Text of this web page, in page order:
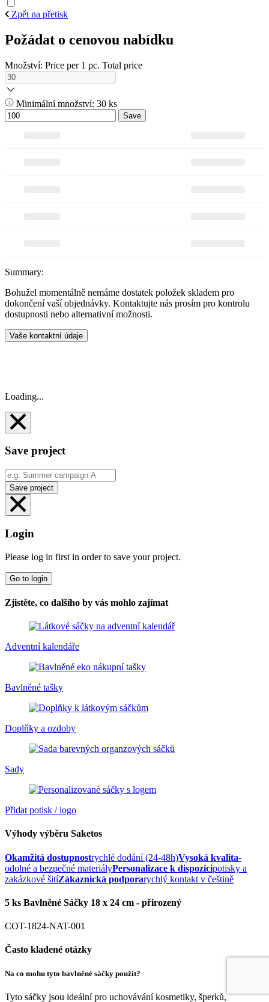
Zpět na přetisk
Požádat o cenovou nabídku
Množství: Price per 1 pc. Total price
Minimální množství: 30 ks
Save
Summary:
Bohužel momentálně nemáme dostatek položek skladem pro
dokončení vaší objednávky. Kontaktujte nás prosím pro kontrolu
dostupnosti nebo alternativní možnosti.
Vaše kontaktní údaje
Loading...
Save project
Save project
Login
Please log in first in order to save your project.
Go to login
Zjistěte, co dalšího by vás mohlo zajímat
Adventní kalendáře
Bavlněné tašky
Doplňky a ozdoby
Sady
Přidat potisk / logo
Výhody výběru Saketos
Okamžitá dostupnostrychlé dodání (24-48h)Vysoká kvalita-
odolné a bezpečné materiályPersonalizace k dispozicipotisky a
zakázkové šitíZákaznická podporarychlý kontakt v češtině
5 ks Bavlněné Sáčky 18 x 24 cm - přirozený
COT-1824-NAT-001
Často kladené otázky
Na co mohu tyto bavlněné sáčky použít?
Tyto sáčky jsou ideální pro uchovávání kosmetiky, šperků,